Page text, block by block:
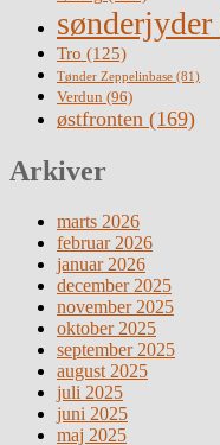
sønderjyder
Tro (125)
Tønder Zeppelinbase (81)
Verdun (96)
østfronten (169)
Arkiver
marts 2026
februar 2026
januar 2026
december 2025
november 2025
oktober 2025
september 2025
august 2025
juli 2025
juni 2025
maj 2025